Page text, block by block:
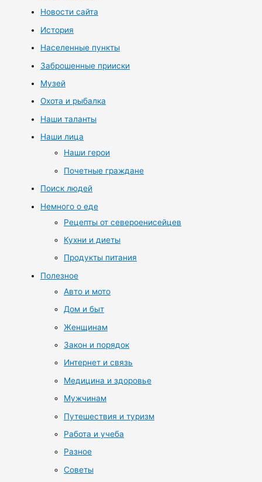
Новости сайта
История
Населенные пункты
Заброшенные прииски
Музей
Охота и рыбалка
Наши таланты
Наши лица
Наши герои
Почетные граждане
Поиск людей
Немного о еде
Рецепты от североенисейцев
Кухни и диеты
Продукты питания
Полезное
Авто и мото
Дом и быт
Женщинам
Закон и порядок
Интернет и связь
Медицина и здоровье
Мужчинам
Путешествия и туризм
Работа и учеба
Разное
Советы